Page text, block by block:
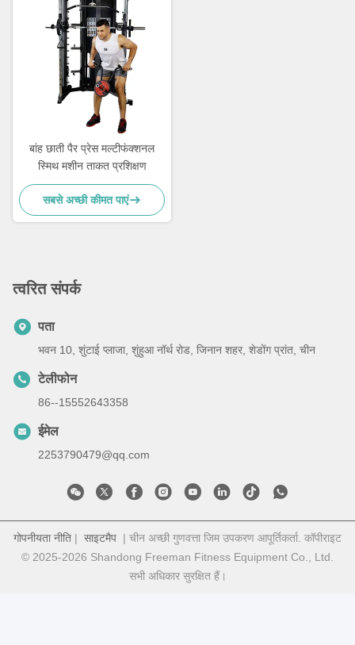
बांह छाती पैर प्रेस मल्टीफंक्शनल
स्मिथ मशीन ताकत प्रशिक्षण
सबसे अच्छी कीमत पाएं
त्वरित संपर्क
पता
भवन 10, शुंटाई प्लाजा, शुंहुआ नॉर्थ रोड, जिनान शहर, शेडोंग प्रांत, चीन
टेलीफोन
86--15552643358
ईमेल
2253790479@qq.com
गोपनीयता नीति | साइटमैप | चीन अच्छी गुणवत्ता जिम उपकरण आपूर्तिकर्ता. कॉपीराइट
© 2025-2026 Shandong Freeman Fitness Equipment Co., Ltd.
सभी अधिकार सुरक्षित हैं।